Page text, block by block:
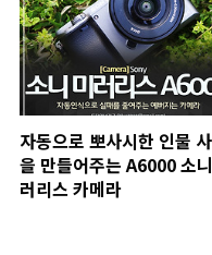
자동으로 뽀사시한 인물
을 만들어주는 A6000 소
러리스 카메라